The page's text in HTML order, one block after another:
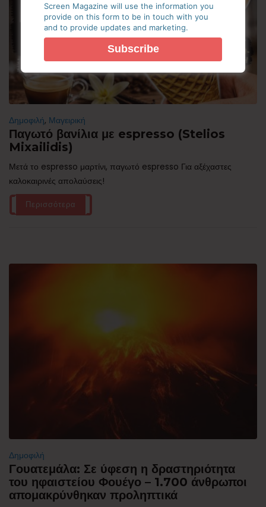
Δημοφιλή, Μαγειρική
Παγωτό βανίλια με espresso (Stelios
Mixailidis)
Μετά το espresso μαρτίνι, παγωτό espresso Για αξέχαστες
καλοκαιρινές απολαύσεις!
Περισσότερα
Δημοφιλή
Γουατεμάλα: Σε ύφεση η δραστηριότητα
του ηφαιστείου Φουέγο – 1.700 άνθρωποι
απομακρύνθηκαν προληπτικά
Screen Magazine will use the information you
provide on this form to be in touch with you
and to provide updates and marketing.